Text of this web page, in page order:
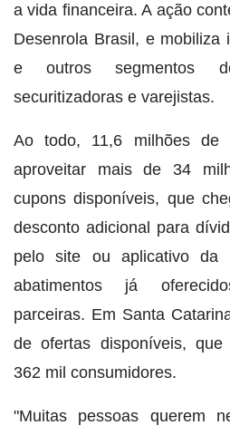
a vida financeira. A ação
Desenrola Brasil, e mobiliza
e outros segmentos
securitizadoras e varejistas.
Ao todo, 11,6 milhões de
aproveitar mais de 34
cupons disponíveis, que
desconto adicional para
pelo site ou aplicativo da
abatimentos já
parceiras. Em Santa
de ofertas disponíveis,
362 mil consumidores.
"Muitas pessoas querem